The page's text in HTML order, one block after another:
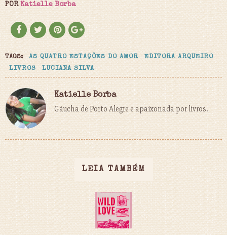
PORKatielle Borba
TAGS: AS QUATRO ESTAÇÕES DO AMOR
EDITORA ARQUEIRO
LIVROS
LUCIANA SILVA
Katielle Borba
Gáucha de Porto Alegre e apaixonada por livros.
LEIA TAMBÉM